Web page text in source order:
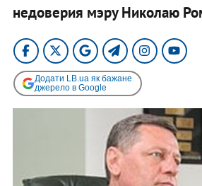
недоверия мэру Николаю
Додати LB.ua як бажане
джерело в Google